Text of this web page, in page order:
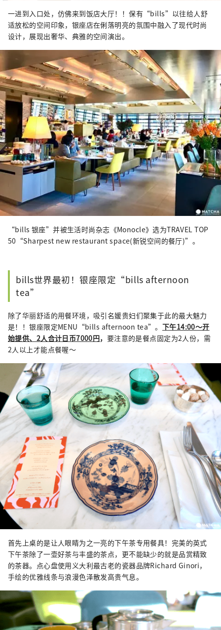
一进到入口处，仿佛来到饭店大厅！！保有“bills”以往给人舒
适放松的空间印象，银座店在俐落明亮的氛围中融入了现代时尚
设计，展现出奢华、典雅的空间演出。
“bills 银座”并被生活时尚杂志《Monocle》选为TRAVEL TOP
50“Sharpest new restaurant space(新锐空间的餐厅)”。
bills世界最初！银座限定“bills afternoon
tea”
除了华丽舒适的用餐环境，吸引名媛贵妇们聚集于此的最大魅力
是！！银座限定MENU“bills afternoon tea”。 下午14:00～开
始提供、2人合计日币7000円， 要注意的是餐点固定为2人份，需
2人以上才能点餐喔～
首先上桌的是让人眼睛为之一亮的下午茶专用餐具！完美的英式
下午茶除了一壶好茶与丰盛的茶点，更不能缺少的就是品赏精致
的茶器。点心盘使用义大利最古老的瓷器品牌Richard Ginori，
手绘的优雅线条与浪漫色泽散发高贵气息。